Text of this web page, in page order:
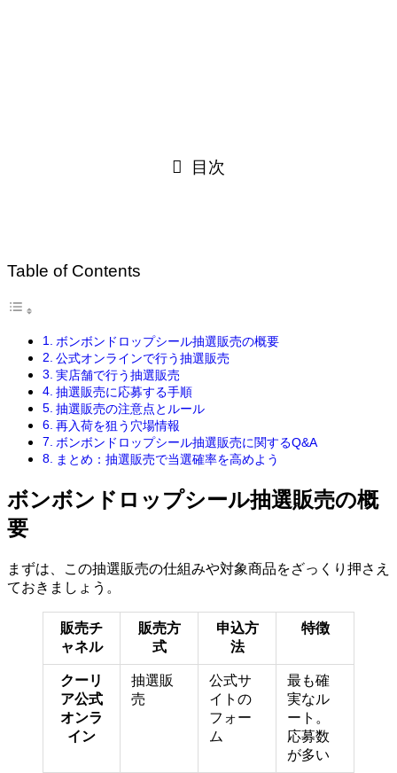
目次
Table of Contents
ボンボンドロップシール抽選販売の概要
公式オンラインで行う抽選販売
実店舗で行う抽選販売
抽選販売に応募する手順
抽選販売の注意点とルール
再入荷を狙う穴場情報
ボンボンドロップシール抽選販売に関するQ&A
まとめ：抽選販売で当選確率を高めよう
ボンボンドロップシール抽選販売の概
要
まずは、この抽選販売の仕組みや対象商品をざっくり押さえ
ておきましょう。
販売チ
ャネル
販売方
式
申込方
法
特徴
クーリ
ア公式
オンラ
イン
抽選販
売
公式サ
イトの
フォー
ム
最も確
実なル
ート。
応募数
が多い